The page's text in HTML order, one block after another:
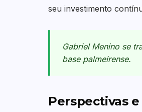
seu investimento
Gabriel Menino se
base palmeirense.
Perspectivas